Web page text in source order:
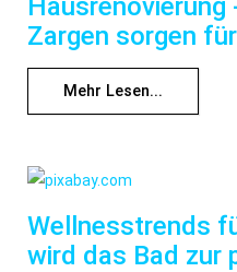
Hausrenovierung
Zargen sorgen
Mehr Lesen...
Wellnesstrends
wird das Bad zur